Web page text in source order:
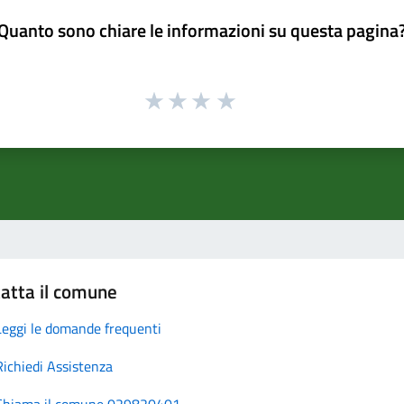
sono chiare le informazioni su questa
il comune
le domande frequenti
Assistenza